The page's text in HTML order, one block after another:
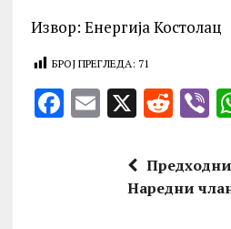
Извор: Енергија Костолац
БРОЈ ПРЕГЛЕДА: 71
F E X R
d
di
V
Наредни